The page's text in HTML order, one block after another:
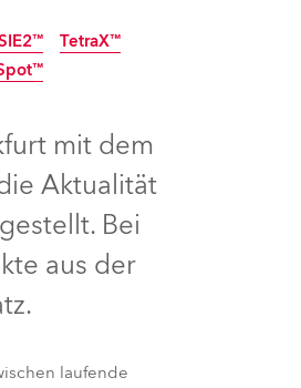
Deutschland
Tschechien und Slowakei
Global
Russischsprachige Gebiete
TetraX™
mit dem
Aktualität
Bei
aus der
laufende